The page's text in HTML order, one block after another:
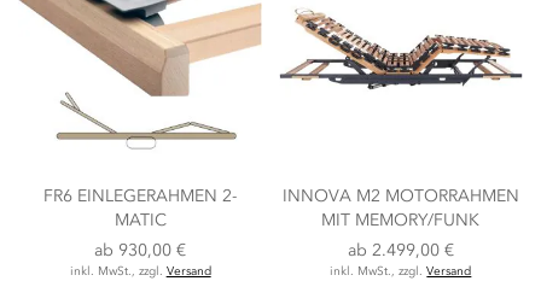
FR6 EINLEGERAHMEN 2-
MATIC
ab 930,00 €
inkl. MwSt., zzgl. Versand
INNOVA M2 MOTORRAHMEN
MIT MEMORY/FUNK
ab 2.499,00 €
inkl. MwSt., zzgl.Versand